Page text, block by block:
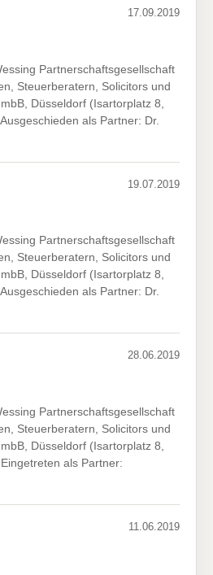
17.09.2019
Partnerschaftsgesellschaft
Steuerberatern, Solicitors und
Düsseldorf (Isartorplatz 8,
als Partner: Dr.
19.07.2019
Partnerschaftsgesellschaft
Steuerberatern, Solicitors und
Düsseldorf (Isartorplatz 8,
als Partner: Dr.
28.06.2019
Partnerschaftsgesellschaft
Steuerberatern, Solicitors und
Düsseldorf (Isartorplatz 8,
als Partner:
11.06.2019